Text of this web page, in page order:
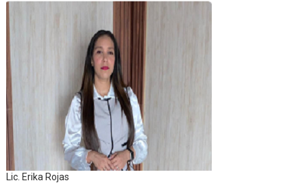
Lic. Erika Rojas